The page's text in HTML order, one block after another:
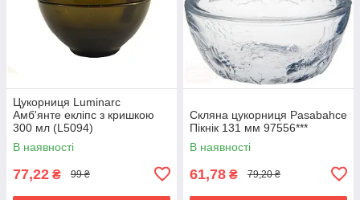
Цукорниця Luminarc
Амб'янте екліпс з кришкою
300 мл (L5094)
В наявності
77,22 ₴ 99 ₴
Скляна цукорниця Pasabahce
Пікнік 131 мм 97556***
В наявності
61,78 ₴ 79,20 ₴